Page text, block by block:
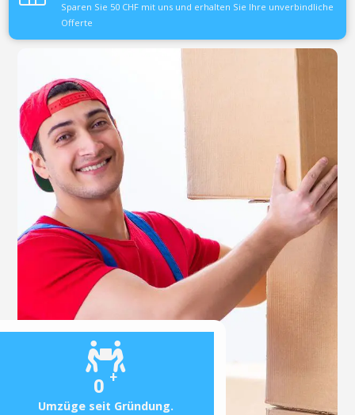
0 +
Umzüge seit Gründung.
Sparen Sie 50 CHF mit uns und erhalten Sie Ihre unverbindliche
Offerte